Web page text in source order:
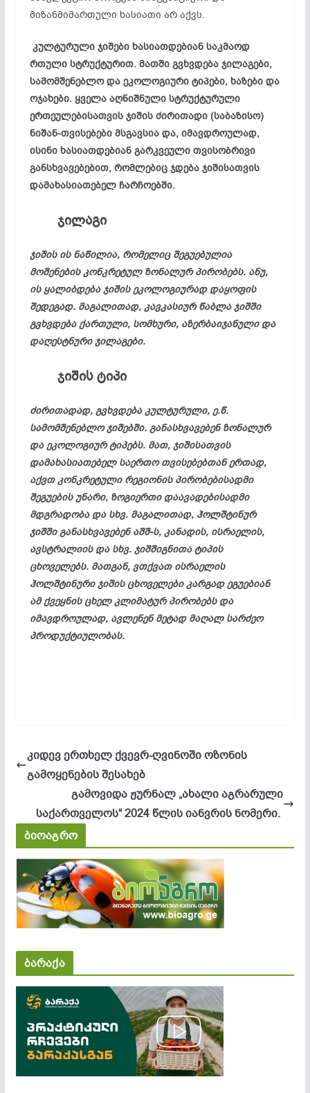
მიზანმიმართული ხასიათი არ აქვს.
კულტურული ჯიშები ხასიათდებიან საკმაოდ
რთული სტრუქტურით. მათში გვხვდება ჯილაგები,
სამომშენებლო და ეკოლოგიური ტიპები, ხაზები და
ოჯახები. ყველა აღნიშნული სტრუქტურული
ერთეულებისათვის ჯიშის ძირითადი (საბაზისო)
ნიშან-თვისებები მსგავსია და, იმავდროულად,
ისინი ხასიათდებიან გარკვეული თვისობრივი
განსხვავებებით, რომლებიც ჯდება ჯიშისათვის
დამახასიათებელ ჩარჩოებში.
ჯილაგი
ჯიშის ის ნაწილია, რომელიც შეგუებულია
მოშენების კონკრეტულ ზონალურ პირობებს. ანუ,
ის ყალიბდება ჯიშის ეკოლოგიურად დაყოფის
შედეგად. მაგალითად, კავკასიურ წაბლა ჯიშში
გვხვდება ქართული, სომხური, აზერბაიჯანული და
დაღესტნური ჯილაგები.
ჯიშის ტიპი
ძირითადად, გვხვდება კულტურული, ე.წ.
სამომშენებლო ჯიშებში. განასხვავებენ ზონალურ
და ეკოლოგიურ ტიპებს. მათ, ჯიშისათვის
დამახასიათებელ საერთო თვისებებთან ერთად,
აქვთ კონკრეტული რეგიონის პირობებისადმი
შეგუების უნარი, ზოგიერთი დაავადებისადმი
მდგრადობა და სხვ. მაგალითად, ჰოლშტინურ
ჯიშში განასხვავებენ აშშ-ს, კანადის, ისრაელის,
ავსტრალიის და სხვ. ჯიშშიგნითა ტიპის
ცხოველებს. მათგან, ვთქვათ ისრაელის
ჰოლშტინური ჯიშის ცხოველები კარგად ეგუებიან
ამ ქვეყნის ცხელ კლიმატურ პირობებს და
იმავდროულად, ავლენენ მეტად მაღალ სარძეო
პროდუქტიულობას.
კიდევ ერთხელ ქვევრ-ღვინოში ოზონის
გამოყენების შესახებ
გამოვიდა ჟურნალ „ახალი აგრარული
საქართველოს“ 2024 წლის იანვრის ნომერი.
ბიოაგრო
ბარაქა